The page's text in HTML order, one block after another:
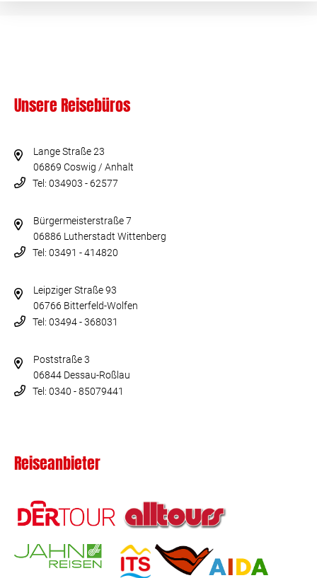
Unsere Reisebüros
Lange Straße 23
06869 Coswig / Anhalt
Tel: 034903 - 62577
Bürgermeisterstraße 7
06886 Lutherstadt Wittenberg
Tel: 03491 - 414820
Leipziger Straße 93
06766 Bitterfeld-Wolfen
Tel: 03494 - 368031
Poststraße 3
06844 Dessau-Roßlau
Tel: 0340 - 85079441
Reiseanbieter